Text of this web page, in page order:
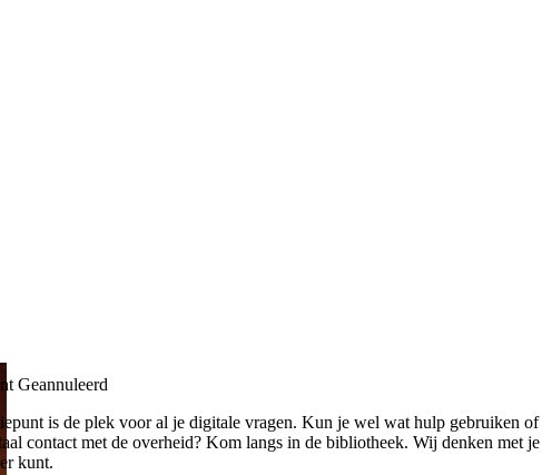
Geannuleerd
is de plek voor al je digitale vragen. Kun je wel wat hulp gebruiken
contact met de overheid? Kom langs in de bibliotheek. Wij denken met
kunt.